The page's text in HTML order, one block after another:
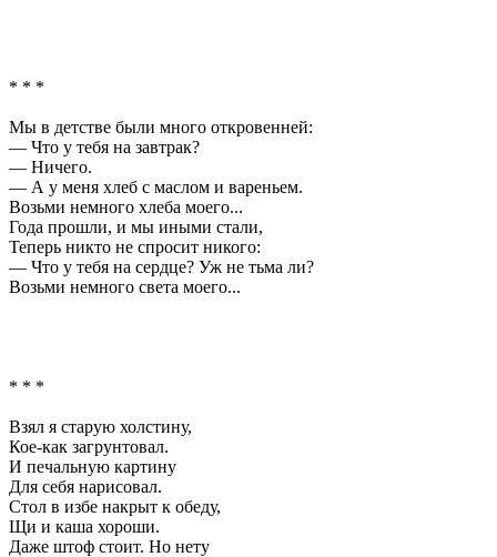
* * *
Мы в детстве были много откровенней:
— Что у тебя на завтрак?
— Ничего.
— А у меня хлеб с маслом и вареньем.
Возьми немного хлеба моего...
Года прошли, и мы иными стали,
Теперь никто не спросит никого:
— Что у тебя на сердце? Уж не тьма ли?
Возьми немного света моего...
* * *
Взял я старую холстину,
Кое-как загрунтовал.
И печальную картину
Для себя нарисовал.
Стол в избе накрыт к обеду,
Щи и каша хороши.
Даже штоф стоит. Но нету